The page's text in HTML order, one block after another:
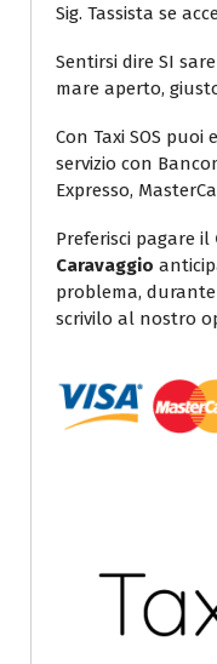
Sig. Tassista se
Sentirsi dire SI
mare aperto,
Con Taxi SOS
servizio con
Expresso,
Preferisci pagare il
Caravaggio
problema,
scrivilo al nostro